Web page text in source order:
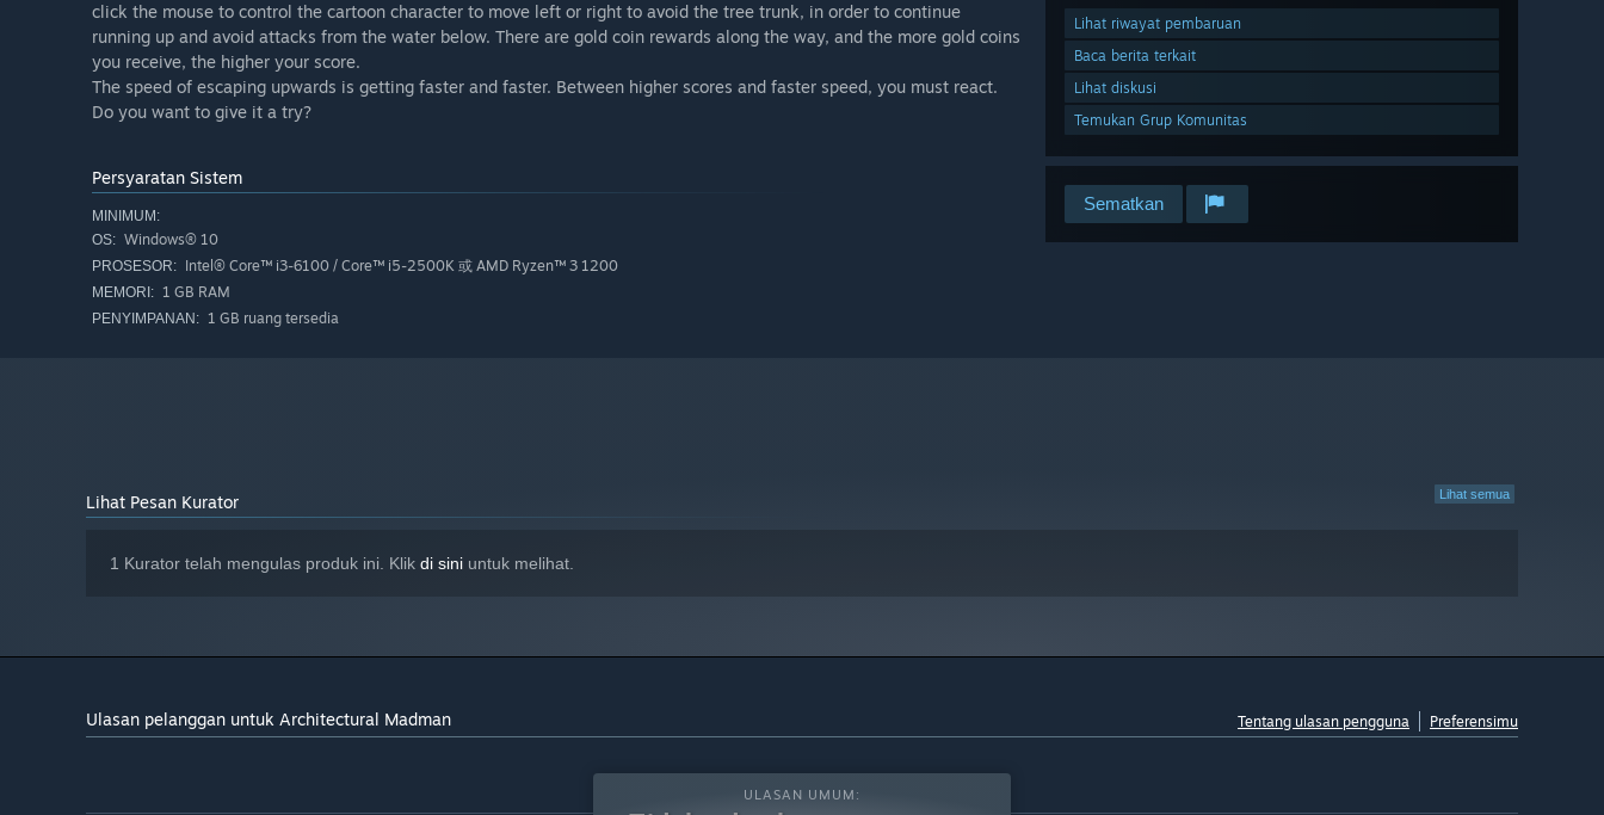
Lihat riwayat pembaruan
Baca berita terkait
Lihat diskusi
Temukan Grup Komunitas
Sematkan
click the mouse to control the cartoon character to move left or right to avoid the tree trunk, in order to continue
running up and avoid attacks from the water below. There are gold coin rewards along the way, and the more gold coins
you receive, the higher your score.
The speed of escaping upwards is getting faster and faster. Between higher scores and faster speed, you must react.
Do you want to give it a try?
Persyaratan Sistem
MINIMUM:
OS: Windows® 10
PROSESOR: Intel® Core™ i3-6100 / Core™ i5-2500K 或 AMD Ryzen™ 3 1200
MEMORI: 1 GB RAM
PENYIMPANAN: 1 GB ruang tersedia
Lihat semua
Lihat Pesan Kurator
1 Kurator telah mengulas produk ini. Klik di sini untuk melihat.
Ulasan pelanggan untuk Architectural Madman Tentang ulasan pengguna Preferensimu
ULASAN UMUM: